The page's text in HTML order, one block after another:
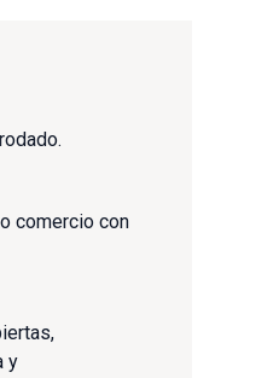
comercio con
y